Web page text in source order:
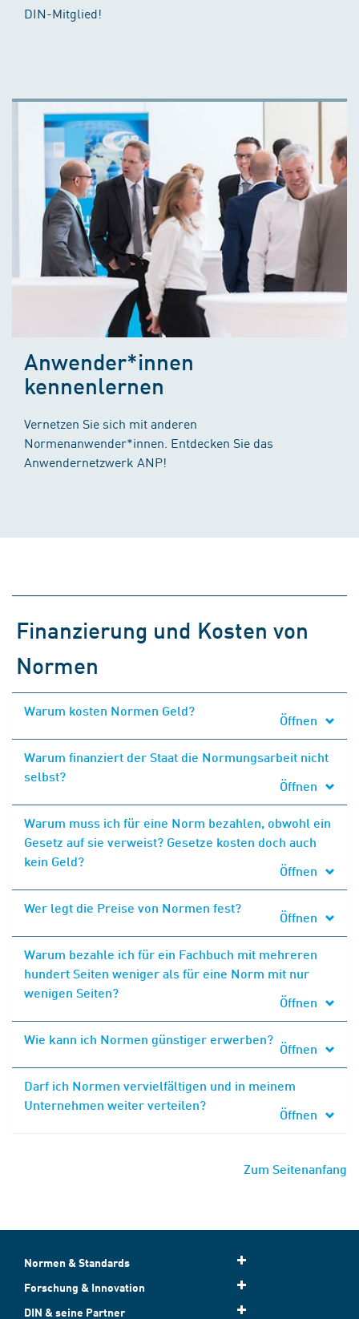
DIN-Mitglied!
Anwender*innen
kennenlernen
Vernetzen Sie sich mit anderen
Normenanwender*innen. Entdecken Sie das
Anwendernetzwerk ANP!
Finanzierung und Kosten von
Normen
Warum kosten Normen Geld?
Öffnen
Warum finanziert der Staat die Normungsarbeit nicht
selbst?
Öffnen
Warum muss ich für eine Norm bezahlen, obwohl ein
Gesetz auf sie verweist? Gesetze kosten doch auch
kein Geld?
Öffnen
Wer legt die Preise von Normen fest?
Öffnen
Warum bezahle ich für ein Fachbuch mit mehreren
hundert Seiten weniger als für eine Norm mit nur
wenigen Seiten?
Öffnen
Wie kann ich Normen günstiger erwerben?
Öffnen
Darf ich Normen vervielfältigen und in meinem
Unternehmen weiter verteilen?
Öffnen
Zum Seitenanfang
Normen & Standards
Forschung & Innovation
DIN & seine Partner